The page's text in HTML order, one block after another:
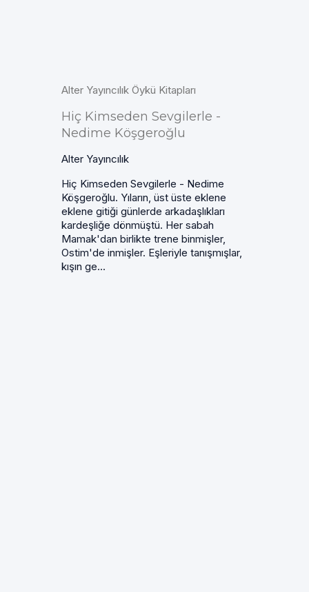
Alter Yayıncılık Öykü Kitapları
Hiç Kimseden Sevgilerle -
Nedime Köşgeroğlu
Alter Yayıncılık
Hiç Kimseden Sevgilerle - Nedime
Köşgeroğlu. Yıların, üst üste eklene
eklene gitiği günlerde arkadaşlıkları
kardeşliğe dönmüştü. Her sabah
Mamak'dan birlikte trene binmişler,
Ostim'de inmişler. Eşleriyle tanışmışlar,
kışın ge...